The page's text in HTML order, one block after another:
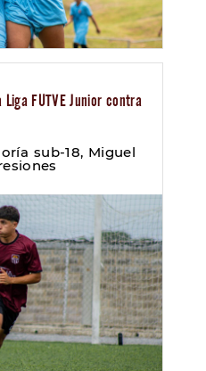
FUTVE Junior contra
sub-18, Miguel